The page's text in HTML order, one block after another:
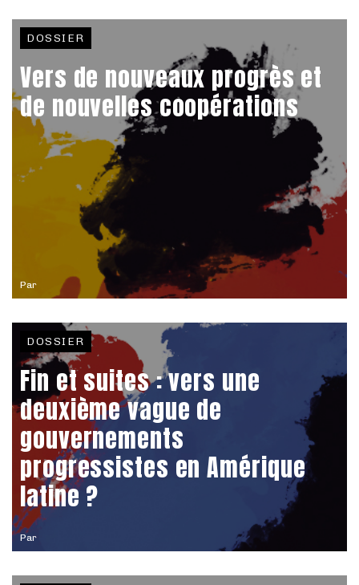
Par
DOSSIER
Vers de nouveaux progrès et
de nouvelles coopérations
Par
DOSSIER
Fin et suites : vers une
deuxième vague de
gouvernements
progressistes en Amérique
latine ?